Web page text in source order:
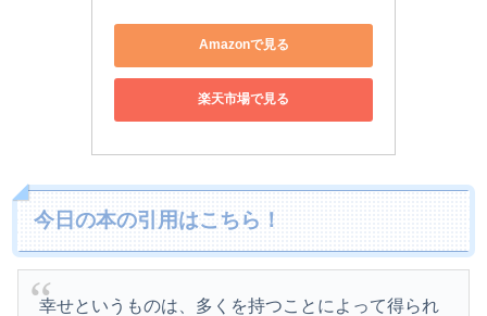
Amazonで見る
楽天市場で見る
今日の本の引用はこちら！
幸せというものは、多くを持つことによって得られ